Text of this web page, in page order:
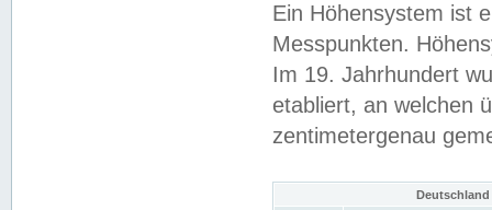
Ein Höhensystem ist
Messpunkten.
Im 19. Jahrhundert
etabliert, an welchen
zentimetergenau